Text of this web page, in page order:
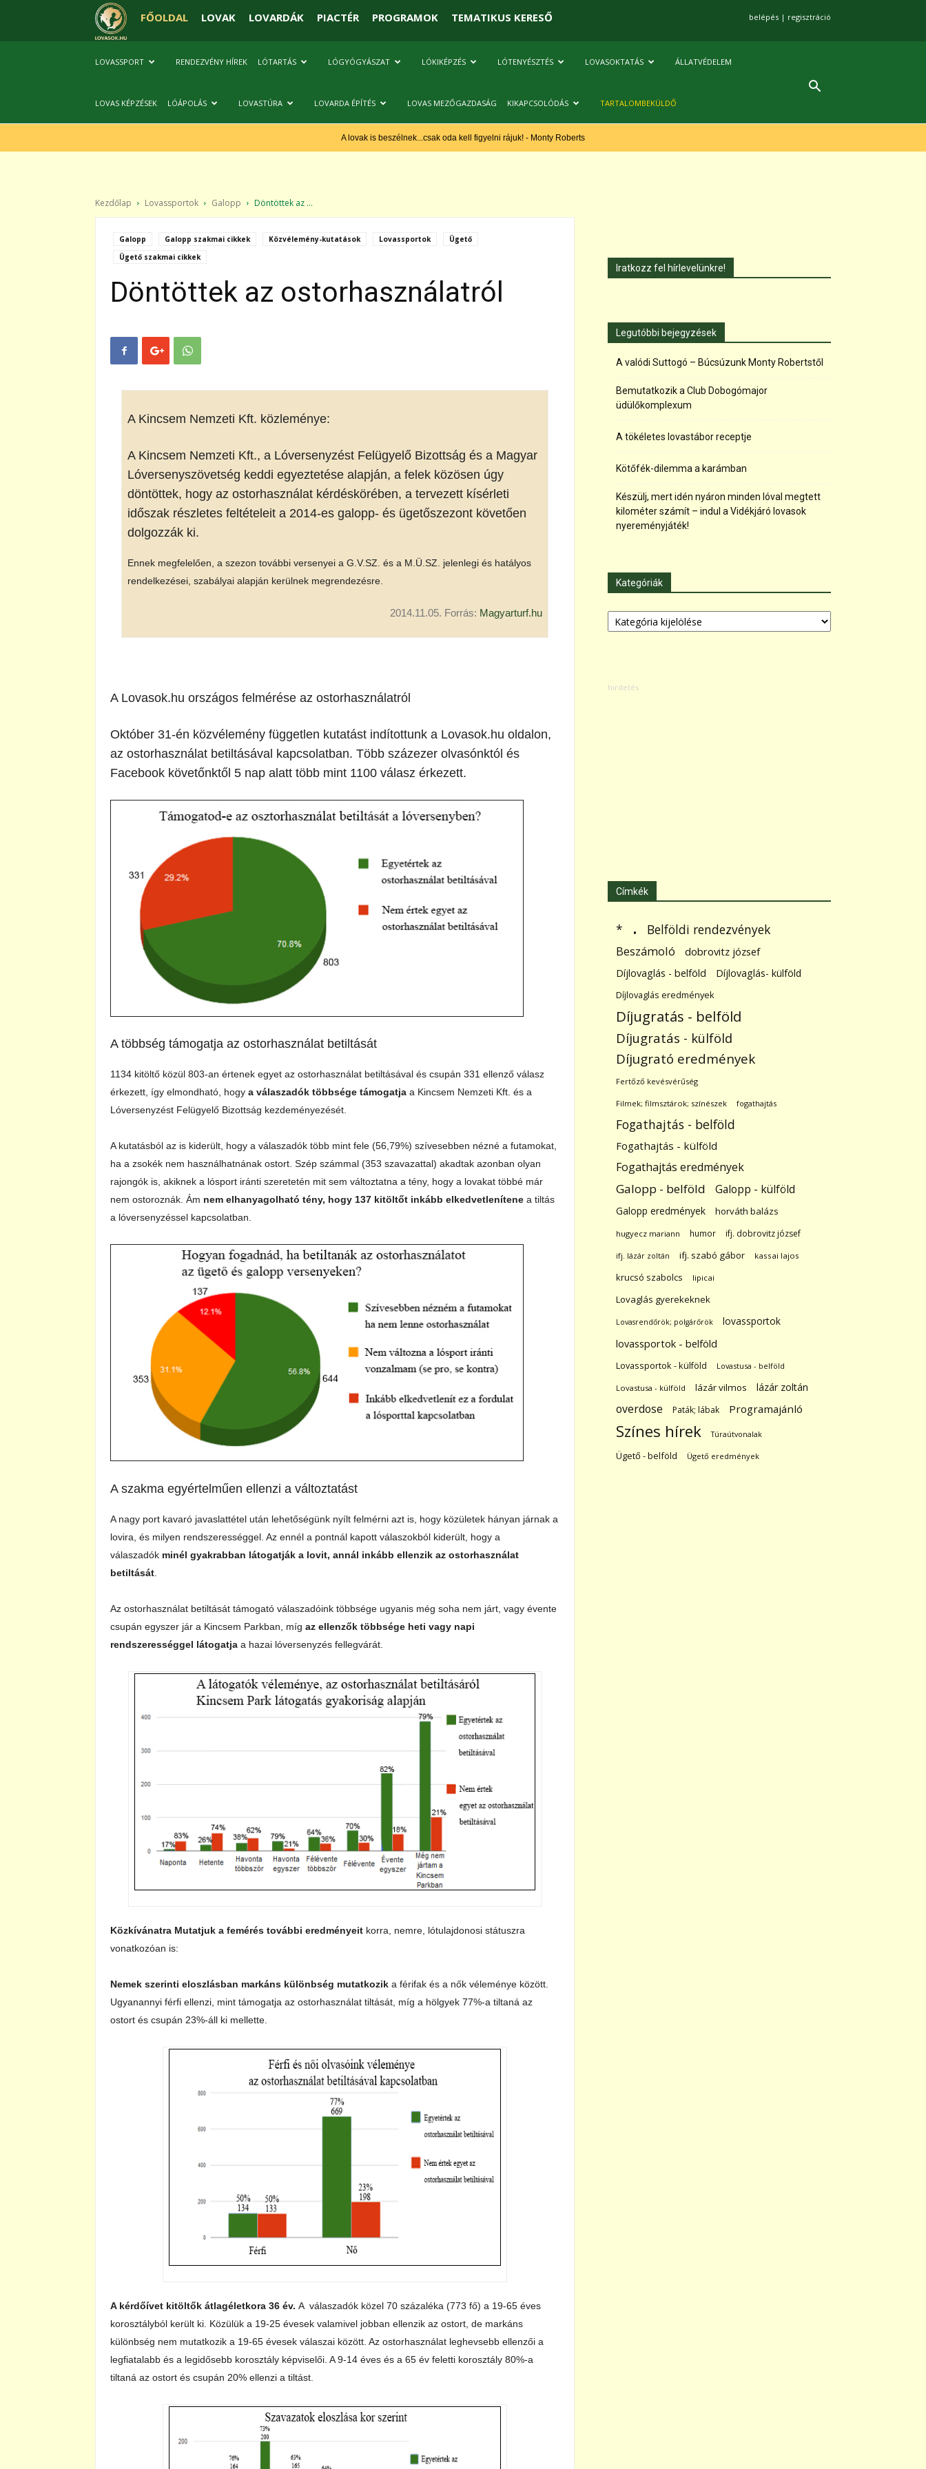
FŐOLDAL LOVAK LOVARDÁK PIACTÉR PROGRAMOK TEMATIKUS KERESŐ belépés | regisztráció
LOVASSPORT RENDEZVÉNY HÍREK LÓTARTÁS LÓGYÓGYÁSZAT LÓKIKÉPZÉS LÓTENYÉSZTÉS LOVASOKTATÁS ÁLLATVÉDELEM
LOVAS KÉPZÉSEK LÓÁPOLÁS LOVASTÚRA LOVARDA ÉPÍTÉS LOVAS MEZŐGAZDASÁG KIKAPCSOLÓDÁS TARTALOMBEKÜLDŐ
A lovak is beszélnek...csak oda kell figyelni rájuk! - Monty Roberts
Kezdőlap Lovassportok Galopp Döntöttek az ...
Galopp Galopp szakmai cikkek Közvélemény-kutatások Lovassportok
Ügető
Ügető szakmai cikkek
Döntöttek az ostorhasználatról
A Kincsem Nemzeti Kft. közleménye:
A Kincsem Nemzeti Kft., a Lóversenyzést Felügyelő Bizottság és a Magyar
Lóversenyszövetség keddi egyeztetése alapján, a felek közösen úgy
döntöttek, hogy az ostorhasználat kérdéskörében, a tervezett kísérleti
időszak részletes feltételeit a 2014-es galopp- és ügetőszezont követően
dolgozzák ki.
Ennek megfelelően, a szezon további versenyei a G.V.SZ. és a M.Ü.SZ. jelenlegi és hatályos
rendelkezései, szabályai alapján kerülnek megrendezésre.
2014.11.05. Forrás: Magyarturf.hu
A Lovasok.hu országos felmérése az ostorhasználatról
Október 31-én közvélemény független kutatást indítottunk a Lovasok.hu oldalon,
az ostorhasználat betiltásával kapcsolatban. Több százezer olvasónktól és
Facebook követőnktől 5 nap alatt több mint 1100 válasz érkezett.
A többség támogatja az ostorhasználat betiltását
1134 kitöltő közül 803-an értenek egyet az ostorhasználat betiltásával és csupán 331 ellenző válasz
érkezett, így elmondható, hogy a válaszadók többsége támogatja a Kincsem Nemzeti Kft. és a
Lóversenyzést Felügyelő Bizottság kezdeményezését.
A kutatásból az is kiderült, hogy a válaszadók több mint fele (56,79%) szívesebben nézné a futamokat,
ha a zsokék nem használhatnának ostort. Szép számmal (353 szavazattal) akadtak azonban olyan
rajongók is, akiknek a lósport iránti szeretetén mit sem változtatna a tény, hogy a lovakat többé már
nem ostoroznák. Ám nem elhanyagolható tény, hogy 137 kitöltőt inkább elkedvetlenítene a tiltás
a lóversenyzéssel kapcsolatban.
A szakma egyértelműen ellenzi a változtatást
A nagy port kavaró javaslattétel után lehetőségünk nyílt felmérni azt is, hogy közületek hányan járnak a
lovira, és milyen rendszerességgel. Az ennél a pontnál kapott válaszokból kiderült, hogy a
válaszadók minél gyakrabban látogatják a lovit, annál inkább ellenzik az ostorhasználat
betiltását
Az ostorhasználat betiltását támogató válaszadóink többsége ugyanis még soha nem járt, vagy évente
csupán egyszer jár a Kincsem Parkban, míg az ellenzők többsége heti vagy napi
rendszerességgel látogatja a hazai lóversenyzés fellegvárát.
Közkívánatra Mutatjuk a femérés további eredményeit korra, nemre, lótulajdonosi státuszra
vonatkozóan is:
Nemek szerinti eloszlásban markáns különbség mutatkozik a férifak és a nők véleménye között.
Ugyanannyi férfi ellenzi, mint támogatja az ostorhasználat tiltását, míg a hölgyek 77%-a tiltaná az
ostort és csupán 23%-áll ki mellette.
A kérdőívet kitöltők átlagéletkora 36 év. A válaszadók közel 70 százaléka (773 fő) a 19-65 éves
korosztályból került ki. Közülük a 19-25 évesek valamivel jobban ellenzik az ostort, de markáns
különbség nem mutatkozik a 19-65 évesek válaszai között. Az ostorhasználat leghevsebb ellenzői a
legfiatalabb és a legidősebb korosztály képviselői. A 9-14 éves és a 65 év feletti korosztály 80%-a
tiltaná az ostort és csupán 20% ellenzi a tiltást.
Iratkozz fel hírlevelünkre!
Legutóbbi bejegyzések
A valódi Suttogó – Búcsúzunk Monty Robertstől
Bemutatkozik a Club Dobogómajor
üdülőkomplexum
A tökéletes lovastábor receptje
Kötőfék-dilemma a karámban
Készülj, mert idén nyáron minden lóval megtett
kilométer számít – indul a Vidékjáró lovasok
nyereményjáték!
Kategóriák
Kategóriák
Címkék
* . Belföldi rendezvények
Beszámoló dobrovitz józsef
Díjlovaglás - belföld Díjlovaglás- külföld
Díjlovaglás eredmények
Díjugratás - belföld
Díjugratás - külföld
Díjugrató eredmények
Fertőző kevésvérűség
Filmek; filmsztárok; színészek fogathajtás
Fogathajtás - belföld
Fogathajtás - külföld
Fogathajtás eredmények
Galopp - belföld Galopp - külföld
Galopp eredmények horváth balázs
hugyecz mariann humor ifj. dobrovitz józsef
ifj. lázár zoltán ifj. szabó gábor kassai lajos
krucsó szabolcs lipicai
Lovaglás gyerekeknek
Lovasrendőrök; polgárőrök
lovassportok
lovassportok - belföld
Lovassportok - külföld Lovastusa - belföld
Lovastusa - külföld lázár vilmos lázár zoltán
overdose Paták; lábak Programajánló
Színes hírek Túraútvonalak
Ügető - belföld Ügető eredmények